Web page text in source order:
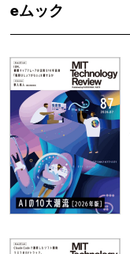
eムック